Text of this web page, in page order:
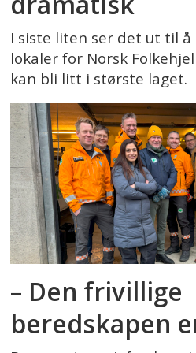
I siste liten ser det ut til å
lokaler for Norsk
kan bli litt i største laget.
– Den frivillige
beredskapen